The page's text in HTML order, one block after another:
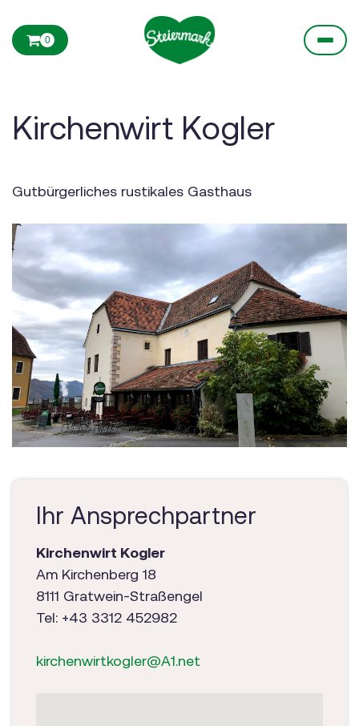
0
Kirchenwirt Kogler
Gutbürgerliches rustikales Gasthaus
Ihr Ansprechpartner
Kirchenwirt Kogler
Am Kirchenberg 18
8111 Gratwein-Straßengel
Tel: +43 3312 452982
kirchenwirtkogler@A1.net